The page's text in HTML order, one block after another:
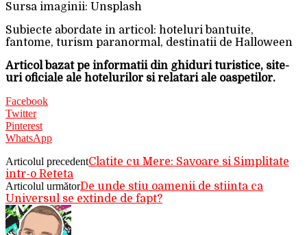
Sursa imaginii: Unsplash
Subiecte abordate in articol: hoteluri bantuite,
fantome, turism paranormal, destinatii de Halloween
Articol bazat pe informatii din ghiduri turistice, site-
uri oficiale ale hotelurilor si relatari ale oaspetilor.
Facebook
Twitter
Pinterest
WhatsApp
Articolul precedentClatite cu Mere: Savoare si Simplitate
intr-o Reteta
Articolul următorDe unde stiu oamenii de stiinta ca
Universul se extinde de fapt?